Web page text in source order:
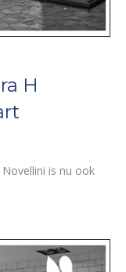
H
is nu ook